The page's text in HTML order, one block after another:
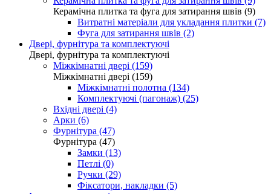
Керамічна плитка та фуга для затирання швів (9)
Витратні матеріали для укладання плитки (7)
Фуга для затирання швів (2)
Двері, фурнітура та комплектуючі
Двері, фурнітура та комплектуючі
Міжкімнатні двері (159)
Міжкімнатні двері (159)
Міжкімнатні полотна (134)
Комплектуючі (пагонаж) (25)
Вхідні двері (4)
Арки (6)
Фурнітура (47)
Фурнітура (47)
Замки (13)
Петлі (0)
Ручки (29)
Фіксатори, накладки (5)